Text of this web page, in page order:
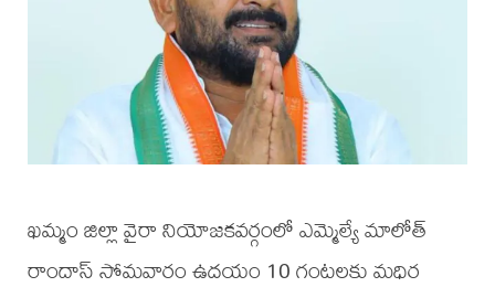
ఖమ్మం జిల్లా వైరా నియోజకవర్గంలో ఎమ్మెల్యే మాలోత్
రాందాస్ సోమవారం ఉదయం 10 గంటలకు మధిర